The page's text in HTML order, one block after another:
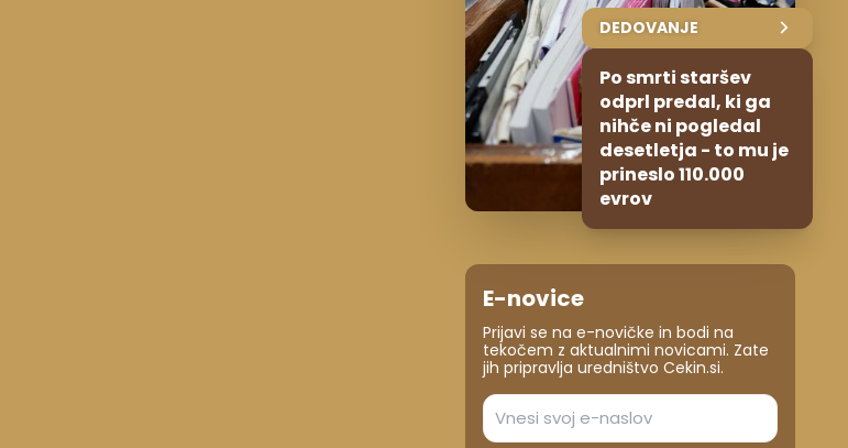
DEDOVANJE
Po smrti staršev
odprl predal, ki ga
nihče ni pogledal
desetletja - to mu je
prineslo 110.000
evrov
E-novice
Prijavi se na e-novičke in bodi na
tekočem z aktualnimi novicami. Zate
jih pripravlja uredništvo Cekin.si.